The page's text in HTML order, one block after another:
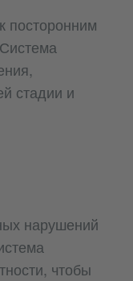
посторонним
стадии и
нарушений
чтобы